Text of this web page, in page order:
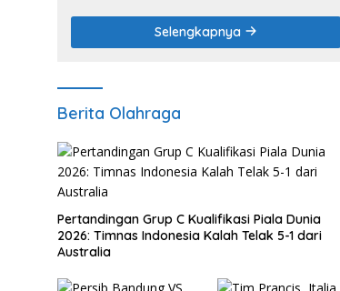
Adat sebagai Pilar Budaya
dan Ketahanan Pangan
Selengkapnya
Berita Olahraga
Pertandingan Grup C Kualifikasi Piala Dunia
2026: Timnas Indonesia Kalah Telak 5-1 dari
Australia